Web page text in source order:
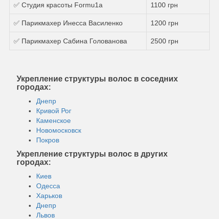
✅ Студия красоты Formu1a 1100 грн
✅ Парикмахер Инесса Василенко 1200 грн
✅ Парикмахер Сабина Голованова 2500 грн
Укрепление структуры волос в соседних
городах:
Днепр
Кривой Рог
Каменское
Новомосковск
Покров
Укрепление структуры волос в других
городах:
Киев
Одесса
Харьков
Днепр
Львов